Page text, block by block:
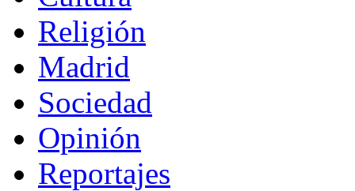
Religión
Madrid
Sociedad
Opinión
Reportajes